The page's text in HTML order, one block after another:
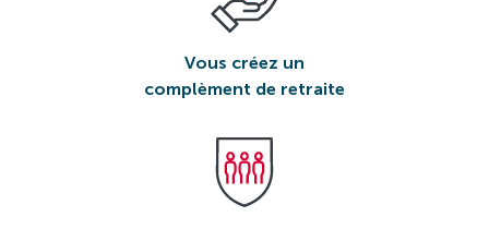
Vous créez un
complèment de retraite